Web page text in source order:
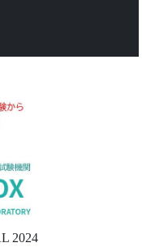
2024